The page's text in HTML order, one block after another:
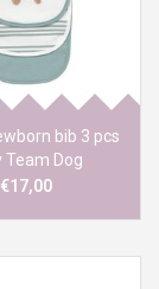
bib 3 pcs
Team Dog
€17,00